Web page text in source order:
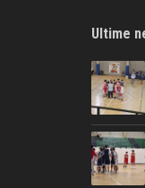
Ultime